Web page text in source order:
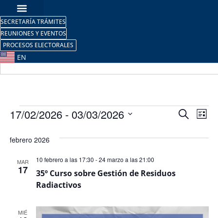
SECRETARÍA TRÁMITES
REUNIONES Y EVENTOS
PROCESOS ELECTORALES
EN
de
de
BuscarLista
17/02/2026 - 03/03/2026
fecha.
febrero 2026
MAR
17
35º Curso sobre Gestión de Residuos
Radiactivos
10 febrero a las 17:30 -24 marzo a las 21:00
MIÉ